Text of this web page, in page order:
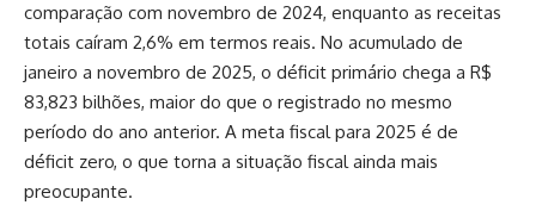
comparação com novembro de 2024, enquanto as receitas
totais caíram 2,6% em termos reais. No acumulado de
janeiro a novembro de 2025, o déficit primário chega a R$
83,823 bilhões, maior do que o registrado no mesmo
período do ano anterior. A meta fiscal para 2025 é de
déficit zero, o que torna a situação fiscal ainda mais
preocupante.